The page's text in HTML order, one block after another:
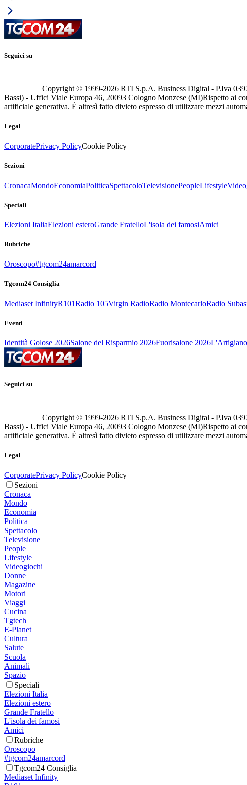
Seguici su
Copyright © 1999-2026 RTI S.p.A. Business Digital - P.Iva
Bassi) - Uffici Viale Europa 46, 20093 Cologno Monzese (MI)Rispetto ai
artificiale generativa. È altresì fatto divieto espresso di utilizzare mezzi
Legal
CorporatePrivacy PolicyCookie Policy
Sezioni
CronacaMondoEconomiaPoliticaSpettacoloTelevisionePeopleLifestyle
Speciali
Elezioni ItaliaElezioni esteroGrande FratelloL'isola dei famosiAmici
Rubriche
Oroscopo#tgcom24amarcord
Tgcom24 Consiglia
Mediaset InfinityR101Radio 105Virgin RadioRadio MontecarloRadio
Eventi
Identità Golose 2026Salone del Risparmio 2026Fuorisalone 2026
Seguici su
Copyright © 1999-2026 RTI S.p.A. Business Digital - P.Iva
Bassi) - Uffici Viale Europa 46, 20093 Cologno Monzese (MI)Rispetto ai
artificiale generativa. È altresì fatto divieto espresso di utilizzare mezzi
Legal
CorporatePrivacy PolicyCookie Policy
Sezioni
Cronaca
Mondo
Economia
Politica
Spettacolo
Televisione
People
Lifestyle
Videogiochi
Donne
Magazine
Motori
Viaggi
Cucina
Tgtech
E-Planet
Cultura
Salute
Scuola
Animali
Spazio
Speciali
Elezioni Italia
Elezioni estero
Grande Fratello
L'isola dei famosi
Amici
Rubriche
Oroscopo
#tgcom24amarcord
Tgcom24 Consiglia
Mediaset Infinity